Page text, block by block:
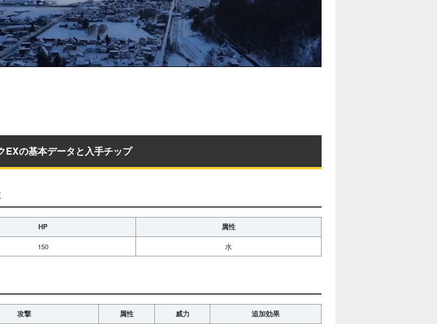
EXの基本データと入手チップ
HP 属性
150 水
攻撃 属性 威力 追加効果